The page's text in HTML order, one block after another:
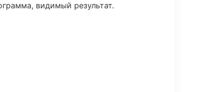
видимый результат.